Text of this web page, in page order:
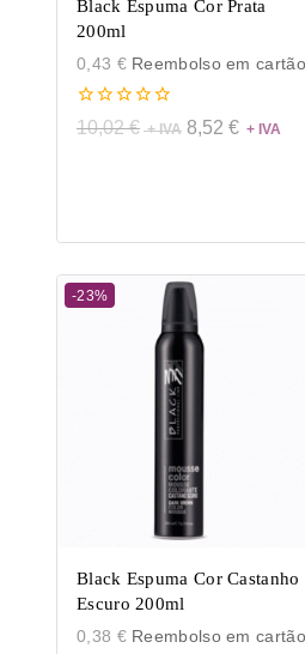
Black Espuma Cor Prata
200ml
0,43 €Reembolso em cartão
0
de
10,02€ 8,52 €
-23%
Black Espuma Cor Castanho
Escuro 200ml
0,38 €Reembolso em cartão